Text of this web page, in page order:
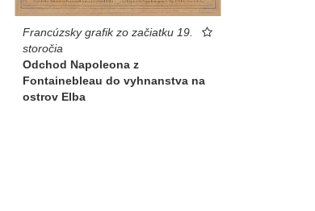
Francúzsky grafik zo začiatku 19.
storočia
Odchod Napoleona z
Fontainebleau do vyhnanstva na
ostrov Elba